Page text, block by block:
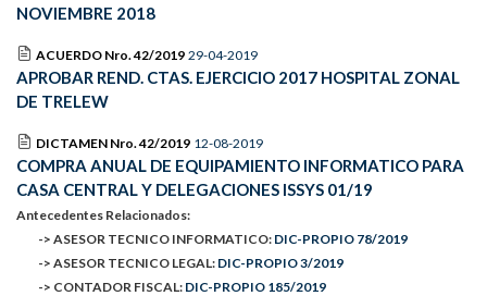
NOVIEMBRE 2018
ACUERDO Nro. 42/2019 29-04-2019
APROBAR REND. CTAS. EJERCICIO 2017 HOSPITAL ZONAL
DE TRELEW
DICTAMEN Nro. 42/2019 12-08-2019
COMPRA ANUAL DE EQUIPAMIENTO INFORMATICO PARA
CASA CENTRAL Y DELEGACIONES ISSYS 01/19
Antecedentes Relacionados:
-> ASESOR TECNICO INFORMATICO: DIC-PROPIO 78/2019
-> ASESOR TECNICO LEGAL: DIC-PROPIO 3/2019
-> CONTADOR FISCAL: DIC-PROPIO 185/2019